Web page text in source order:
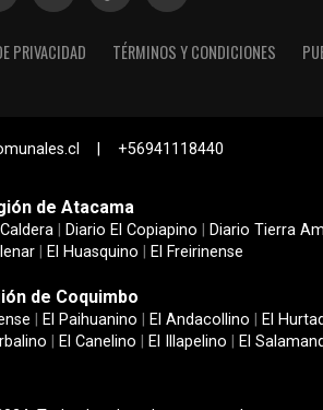
PRIVACIDAD TÉRMINOS Y CONDICIONES
| +56941118440
de Atacama
Diario El Copiapino Diario Tierra
El Huasquino El Freirinense
de Coquimbo
El Paihuanino El Andacollino El
El Canelino El Illapelino El